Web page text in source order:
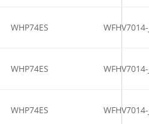
WHP74ES
WHP74ES
WHP74ES